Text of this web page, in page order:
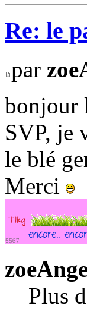
Re: le
par
bonjour
SVP, je
le blé
Merci
Plus